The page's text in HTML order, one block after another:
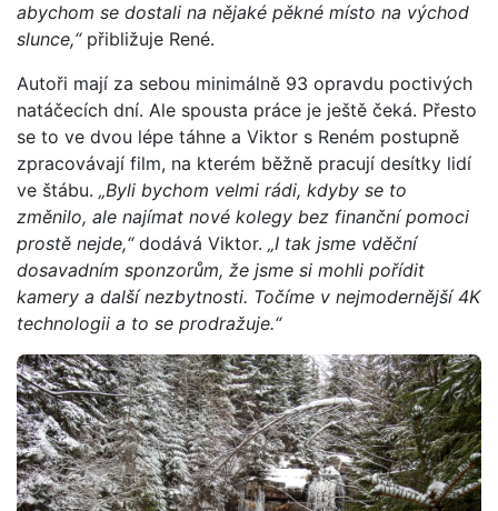
abychom se dostali na nějaké pěkné místo na východ
slunce,“přibližuje René.
Autoři mají za sebou minimálně 93 opravdu poctivých
natáčecích dní. Ale spousta práce je ještě čeká. Přesto
se to ve dvou lépe táhne a Viktor s Reném postupně
zpracovávají film, na kterém běžně pracují desítky lidí
ve štábu. „Byli bychom velmi rádi, kdyby se to
změnilo, ale najímat nové kolegy bez finanční pomoci
prostě nejde,“dodává Viktor. „I tak jsme vděční
dosavadním sponzorům, že jsme si mohli pořídit
kamery a další nezbytnosti. Točíme v nejmodernější 4K
technologii a to se prodražuje.“